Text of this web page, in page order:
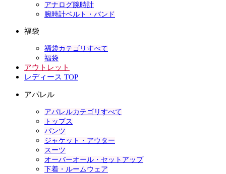
アナログ腕時計
腕時計ベルト・バンド
福袋
福袋カテゴリすべて
福袋
アウトレット
レディース TOP
アパレル
アパレルカテゴリすべて
トップス
パンツ
ジャケット・アウター
スーツ
オーバーオール・セットアップ
下着・ルームウェア